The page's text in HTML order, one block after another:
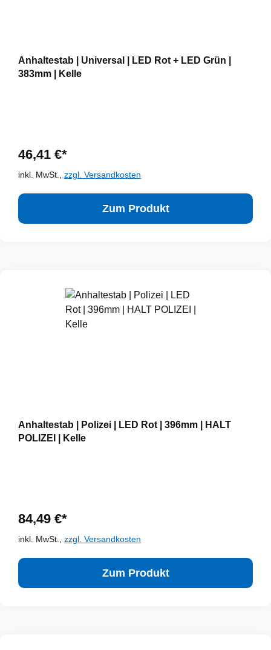
Anhaltestab | Universal | LED Rot + LED Grün |
383mm | Kelle
46,41 €*
inkl. MwSt., zzgl. Versandkosten
Zum Produkt
Anhaltestab | Polizei | LED Rot | 396mm | HALT
POLIZEI | Kelle
84,49 €*
inkl. MwSt., zzgl. Versandkosten
Zum Produkt